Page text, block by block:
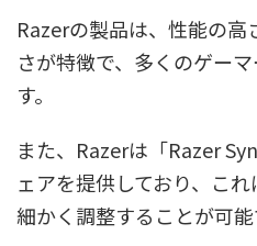
Razerの製品は、性能の
さが特徴で、多くのゲー
す。
また、Razerは「Razer
ェアを提供しており、こ
細かく調整することが可能